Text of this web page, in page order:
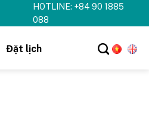
HOTLINE: +84 90 1885
088
Đặt lịch